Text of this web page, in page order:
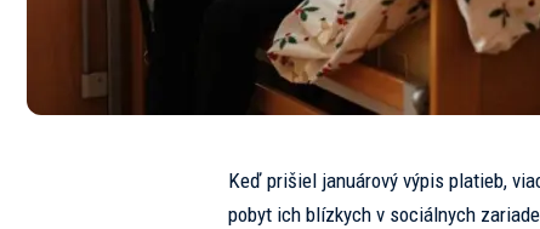
Keď prišiel januárový výpis platieb,
pobyt ich blízkych v sociálnych